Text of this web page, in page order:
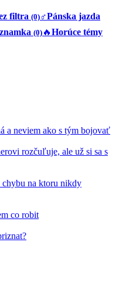
filtra (0)♂️Pánska jazda
(0) 🔥Horúce témy
a neviem ako s tým bojovať
rozčuľuje, ale už si sa s
na ktoru nikdy
co robit